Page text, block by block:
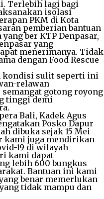
Terlebih lagi bagi
isolasi
PKM di Kota
pemberian bantuan
ber KTP Denpasar,
yang
menerimanya. Tidak
dengan Food Rescue
kondisi sulit seperti ini
relawan
semangat gotong royong
tinggi demi
Bali, Kadek Agus
Posko Dapur
dibuka sejak 15 Mei
kami juga mendirikan
19 di wilayah
kami dapat
lebih 600 bungkus
Bantuan ini kami
benar memerlukan
tidak mampu dan